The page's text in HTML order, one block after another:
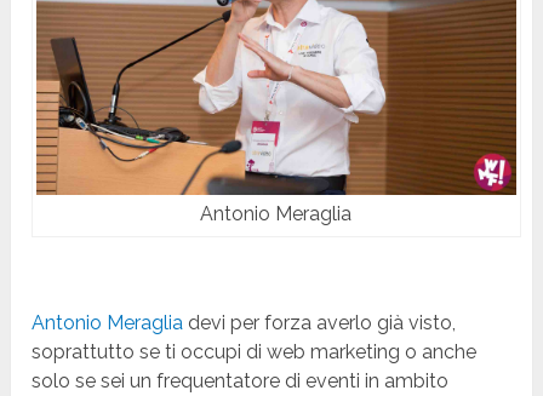
Antonio Meraglia
Antonio Meraglia devi per forza averlo già visto,
soprattutto se ti occupi di web marketing o anche
solo se sei un frequentatore di eventi in ambito